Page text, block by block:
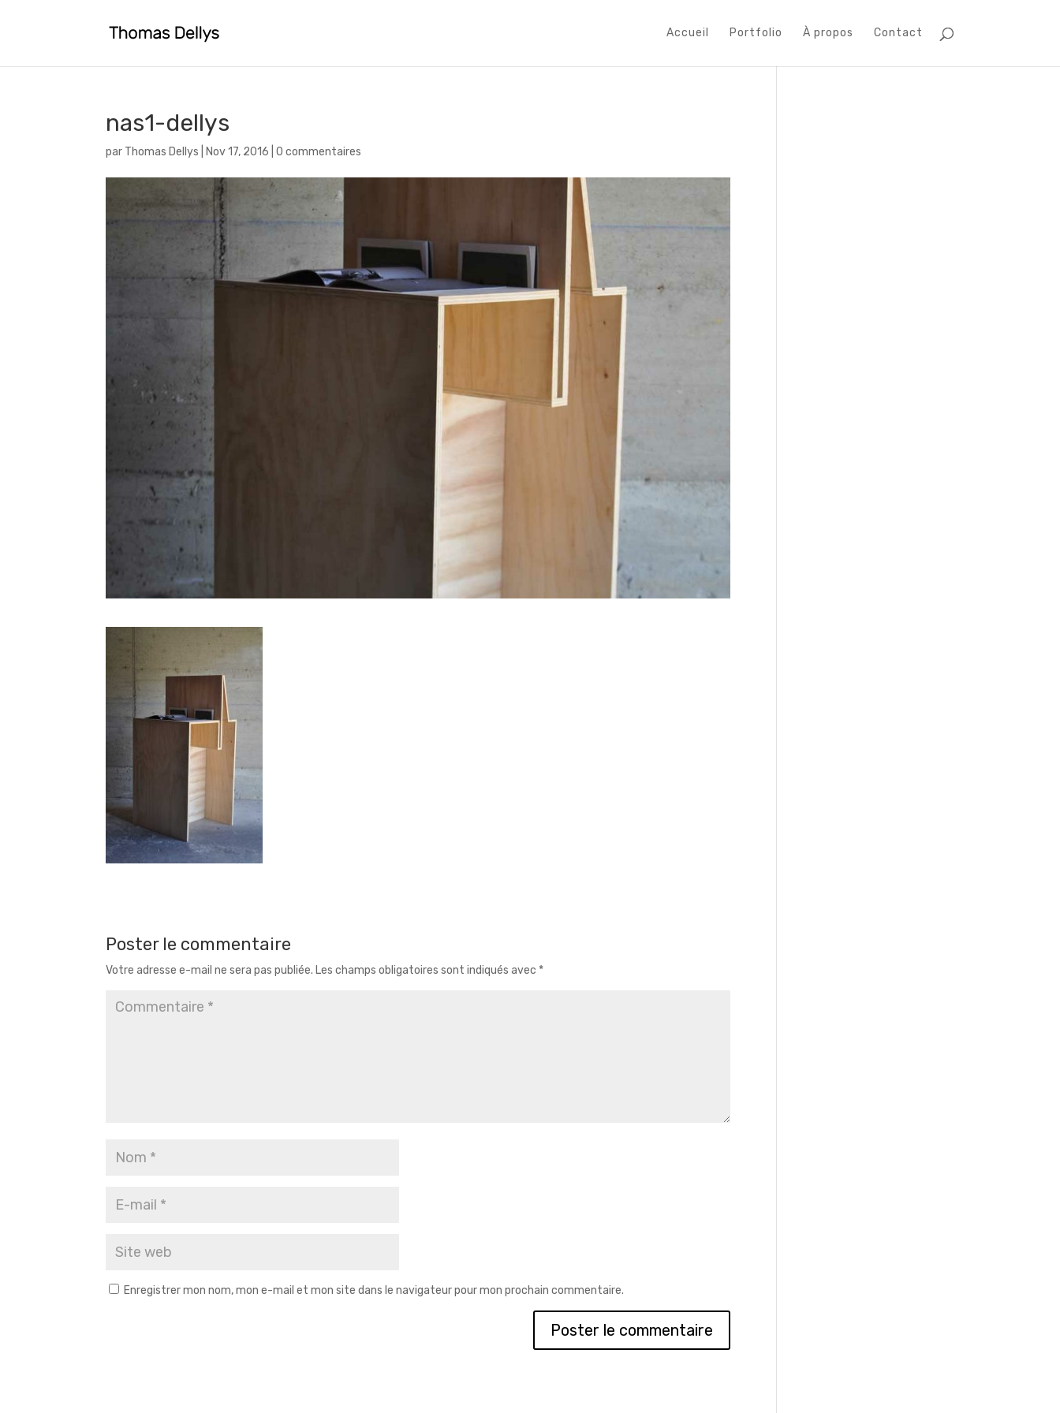
Accueil Portfolio À propos Contact
nas1-dellys
par Thomas Dellys Nov 17, 2016 |0 commentaires
Poster le commentaire
Votre adresse e-mail ne sera pas publiée. Les champs obligatoires sont indiqués avec *
Enregistrer mon nom, mon e-mail et mon site dans le navigateur pour mon prochain commentaire.